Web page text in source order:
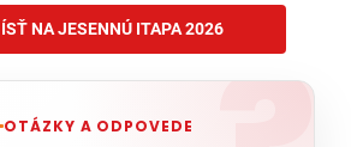
NA JESENNÚ ITAPA 2026
OTÁZKY A ODPOVEDE